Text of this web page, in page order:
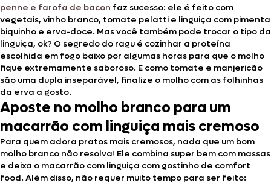
penne e farofa de bacon faz sucesso: ele é feito com
vegetais, vinho branco, tomate pelatti e linguiça com pimenta
biquinho e erva-doce. Mas você também pode trocar o tipo da
linguiça, ok? O segredo do ragu é cozinhar a proteína
escolhida em fogo baixo por algumas horas para que o molho
fique extremamente saboroso. E como tomate e manjericão
são uma dupla inseparável, finalize o molho com as folhinhas
da erva a gosto.
Aposte no molho branco para um
macarrão com linguiça mais cremoso
Para quem adora pratos mais cremosos, nada que um bom
molho branco não resolva! Ele combina super bem com massas
e deixa o macarrão com linguiça com gostinho de comfort
food. Além disso, não requer muito tempo para ser feito: